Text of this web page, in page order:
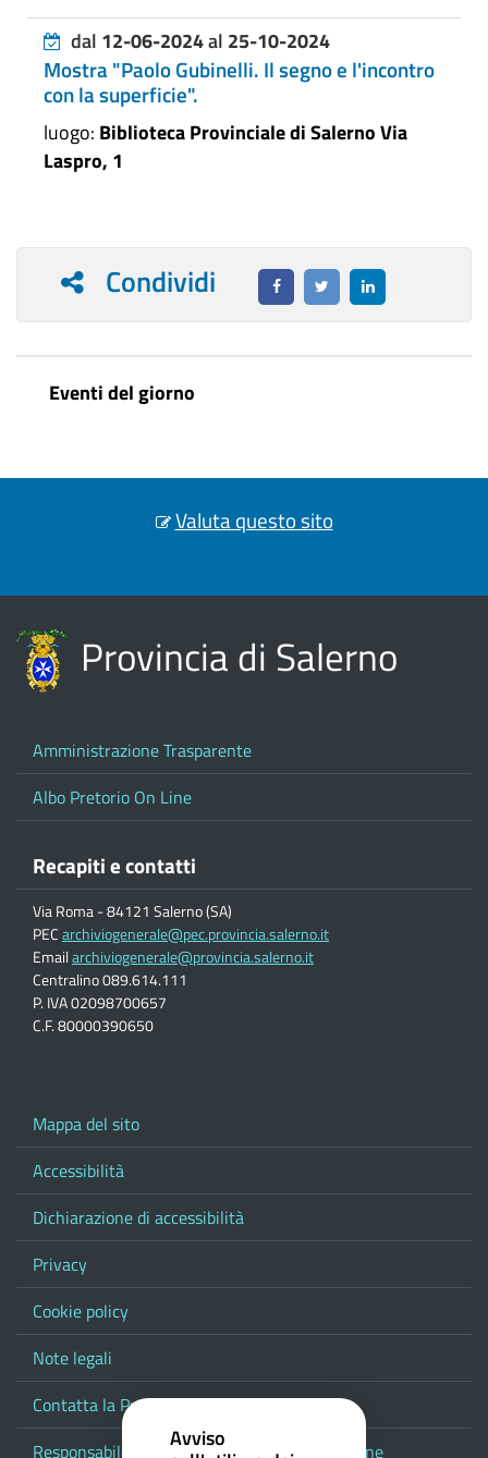
dal 12-06-2024al 25-10-2024
Mostra "Paolo Gubinelli. Il segno e l'incontro
con la superficie".
luogo: Biblioteca Provinciale di Salerno Via
Laspro, 1
Condividi
Eventi del giorno
Valuta questo sito
Provincia di Salerno
Amministrazione Trasparente
Albo Pretorio On Line
Recapiti e contatti
Via Roma - 84121 Salerno (SA)
PECarchiviogenerale@pec.provincia.salerno.it
Emailarchiviogenerale@provincia.salerno.it
Centralino 089.614.111
P. IVA 02098700657
C.F. 80000390650
Mappa del sito
Accessibilità
Dichiarazione di accessibilità
Privacy
Cookie policy
Note legali
Contatta la Provincia
Responsabile del procedimento di pubblicazione
Avviso